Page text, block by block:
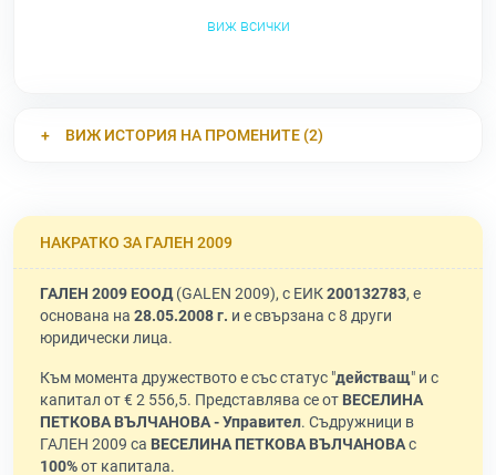
виж всички
ВИЖ ИСТОРИЯ НА ПРОМЕНИТЕ (2)
НАКРАТКО ЗА ГАЛЕН 2009
ГАЛЕН 2009 ЕООД(GALEN 2009), с ЕИК200132783, е
основана на 28.05.2008 г. и е свързана с 8 други
юридически лица.
Към момента дружеството е със статус "действащ" и с
капитал от € 2 556,5. Представлява се от ВЕСЕЛИНА
ПЕТКОВА ВЪЛЧАНОВА - Управител. Съдружници в
ГАЛЕН 2009 са ВЕСЕЛИНА ПЕТКОВА ВЪЛЧАНОВАс
100%от капитала.